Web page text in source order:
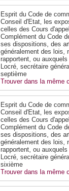
Esprit du Code de
Conseil d'Etat, les
celles des Cours
Complément du Code
ses dispositions, des
généralement des lois,
rapportent, ou
Locré, secrétaire
septième
Trouver dans la même
Esprit du Code de
Conseil d'Etat, les
celles des Cours
Complément du Code
ses dispositions, des
généralement des lois,
rapportent, ou
Locré, secrétaire
sixième
Trouver dans la même